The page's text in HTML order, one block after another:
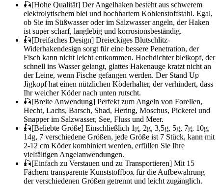
🎣[Hohe Qualität] Der Angelhaken besteht aus schwerem
elektrolytischem blei und hochhartem Kohlenstoffstahl. Egal,
ob Sie im Süßwasser oder im Salzwasser angeln, der Haken
ist super scharf, langlebig und korrosionsbeständig.
🎣[Dreifaches Design] Dreieckiges Blutschlitz-
Widerhakendesign sorgt für eine bessere Penetration, der
Fisch kann nicht leicht entkommen. Hochdichter bleikopf, der
schnell ins Wasser gelangt, glattes Hakenauge kratzt nicht an
der Leine, wenn Fische gefangen werden. Der Stand Up
Jigkopf hat einen nützlichen Köderhalter, der verhindert, dass
Ihr weicher Köder nach unten rutscht.
🎣[Breite Anwendung] Perfekt zum Angeln von Forellen,
Hecht, Lachs, Barsch, Shad, Hering, Moschus, Pickerel und
Snapper im Salzwasser, See, Fluss und Meer.
🎣[Beliebte Größe] Einschließlich 1g, 2g, 3,5g, 5g, 7g, 10g,
14g, 7 verschiedene Größen, jede Größe ist 7 Stück, kann mit
2-12 cm Köder kombiniert werden, erfüllen Sie Ihre
vielfältigen Angelanwendungen.
🎣[Einfach zu Verstauen und zu Transportieren] Mit 15
Fächern transparente Kunststoffbox für die Aufbewahrung
der verschiedenen Größen getrennt und leicht zugänglich.